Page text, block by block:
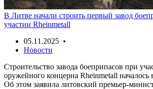
В Литве начали строить первый завод
участии Rheinmetall
05.11.2025 •
Новости
Строительство завода боеприпасов при
оружейного концерна Rheinmetall началось
Об этом заявила литовский премьер-